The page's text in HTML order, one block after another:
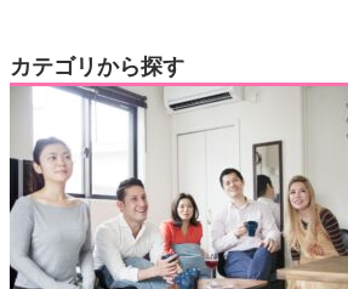
カテゴリから探す